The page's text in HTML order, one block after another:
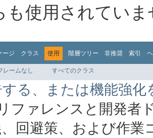
も使用されていま
ージ クラス 使用 階層ツリー 非推奨 索引
レームなし すべてのクラス
る、または機能強化
ファレンスと開発者
回避策、および作